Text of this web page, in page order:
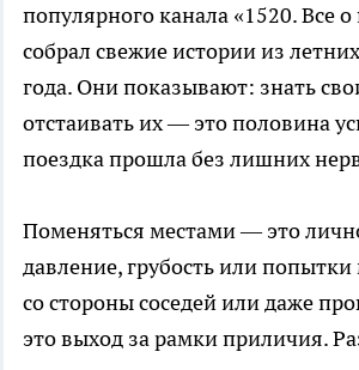
популярного канала «1520. Все
собрал свежие истории из
года. Они показывают: знать
отстаивать их — это половина
поездка прошла без лишних
Поменяться местами — это
давление, грубость или
со стороны соседей или даже
это выход за рамки приличия.